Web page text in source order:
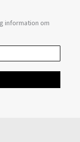
information om